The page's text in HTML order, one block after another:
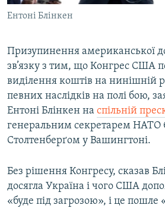
УКРАЇНСЬКА ПРОБЛЕМА КРИМУ
Qırımtatar
Усі сайти RFE/RL
Ентоні Блінкен
Призупинення американської
зв’язку з тим, що Конгрес США
виділення коштів на нинішній
певних наслідків на полі бою,
Ентоні Блінкен на спільній
генеральним секретарем НАТО
Столтенберґом у Вашингтоні.
Без рішення Конгресу, сказав
досягла Україна і чого США
«буде під загрозою», і це